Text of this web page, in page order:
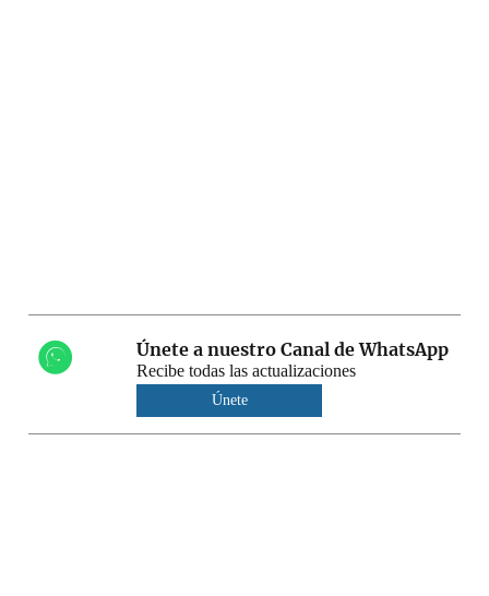
Únete a nuestro Canal de WhatsApp
Recibe todas las actualizaciones
Únete